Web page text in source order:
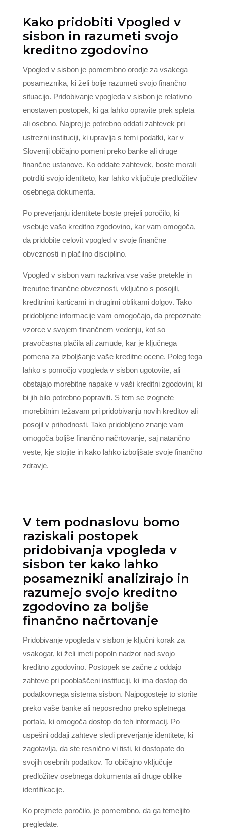
Kako pridobiti Vpogled v
sisbon in razumeti svojo
kreditno zgodovino
Vpogled v sisbonje pomembno orodje za vsakega
posameznika, ki želi bolje razumeti svojo finančno
situacijo. Pridobivanje vpogleda v sisbon je relativno
enostaven postopek, ki ga lahko opravite prek spleta
ali osebno. Najprej je potrebno oddati zahtevek pri
ustrezni instituciji, ki upravlja s temi podatki, kar v
Sloveniji običajno pomeni preko banke ali druge
finančne ustanove. Ko oddate zahtevek, boste morali
potrditi svojo identiteto, kar lahko vključuje predložitev
osebnega dokumenta.
Po preverjanju identitete boste prejeli poročilo, ki
vsebuje vašo kreditno zgodovino, kar vam omogoča,
da pridobite celovit vpogled v svoje finančne
obveznosti in plačilno disciplino.
Vpogled v sisbon vam razkriva vse vaše pretekle in
trenutne finančne obveznosti, vključno s posojili,
kreditnimi karticami in drugimi oblikami dolgov. Tako
pridobljene informacije vam omogočajo, da prepoznate
vzorce v svojem finančnem vedenju, kot so
pravočasna plačila ali zamude, kar je ključnega
pomena za izboljšanje vaše kreditne ocene. Poleg tega
lahko s pomočjo vpogleda v sisbon ugotovite, ali
obstajajo morebitne napake v vaši kreditni zgodovini, ki
bi jih bilo potrebno popraviti. S tem se izognete
morebitnim težavam pri pridobivanju novih kreditov ali
posojil v prihodnosti. Tako pridobljeno znanje vam
omogoča boljše finančno načrtovanje, saj natančno
veste, kje stojite in kako lahko izboljšate svoje finančno
zdravje.
V tem podnaslovu bomo
raziskali postopek
pridobivanja vpogleda v
sisbon ter kako lahko
posamezniki analizirajo in
razumejo svojo kreditno
zgodovino za boljše
finančno načrtovanje
Pridobivanje vpogleda v sisbon je ključni korak za
vsakogar, ki želi imeti popoln nadzor nad svojo
kreditno zgodovino. Postopek se začne z oddajo
zahteve pri pooblaščeni instituciji, ki ima dostop do
podatkovnega sistema sisbon. Najpogosteje to storite
preko vaše banke ali neposredno preko spletnega
portala, ki omogoča dostop do teh informacij. Po
uspešni oddaji zahteve sledi preverjanje identitete, ki
zagotavlja, da ste resnično vi tisti, ki dostopate do
svojih osebnih podatkov. To običajno vključuje
predložitev osebnega dokumenta ali druge oblike
identifikacije.
Ko prejmete poročilo, je pomembno, da ga temeljito
pregledate.